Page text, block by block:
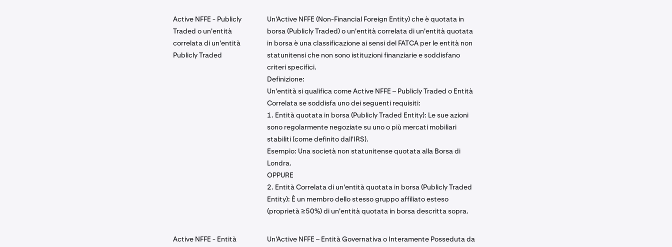
Active NFFE - Publicly
Traded o un'entità
correlata di un'entità
Publicly Traded
Un'Active NFFE (Non-Financial Foreign Entity) che è quotata in
borsa (Publicly Traded) o un'entità correlata di un'entità quotata
in borsa è una classificazione ai sensi del FATCA per le entità non
statunitensi che non sono istituzioni finanziarie e soddisfano
criteri specifici.
Definizione:
Un'entità si qualifica come Active NFFE – Publicly Traded o Entità
Correlata se soddisfa uno dei seguenti requisiti:
1. Entità quotata in borsa (Publicly Traded Entity): Le sue azioni
sono regolarmente negoziate su uno o più mercati mobiliari
stabiliti (come definito dall'IRS).
Esempio: Una società non statunitense quotata alla Borsa di
Londra.
OPPURE
2. Entità Correlata di un'entità quotata in borsa (Publicly Traded
Entity): È un membro dello stesso gruppo affiliato esteso
(proprietà ≥50%) di un'entità quotata in borsa descritta sopra.
Active NFFE - Entità
Un'Active NFFE – Entità Governativa o Interamente Posseduta da